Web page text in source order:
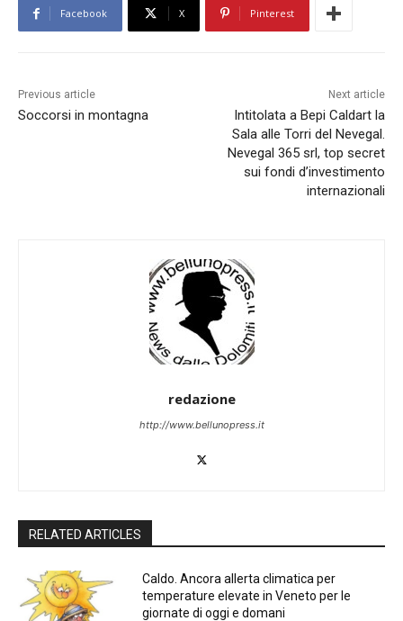
Facebook X Pinterest
Previous article
Soccorsi in montagna
Next article
Intitolata a Bepi Caldart la
Sala alle Torri del Nevegal.
Nevegal 365 srl, top secret
sui fondi d’investimento
internazionali
redazione
http://www.bellunopress.it
RELATED ARTICLES
Caldo. Ancora allerta climatica per
temperature elevate in Veneto per le
giornate di oggi e domani